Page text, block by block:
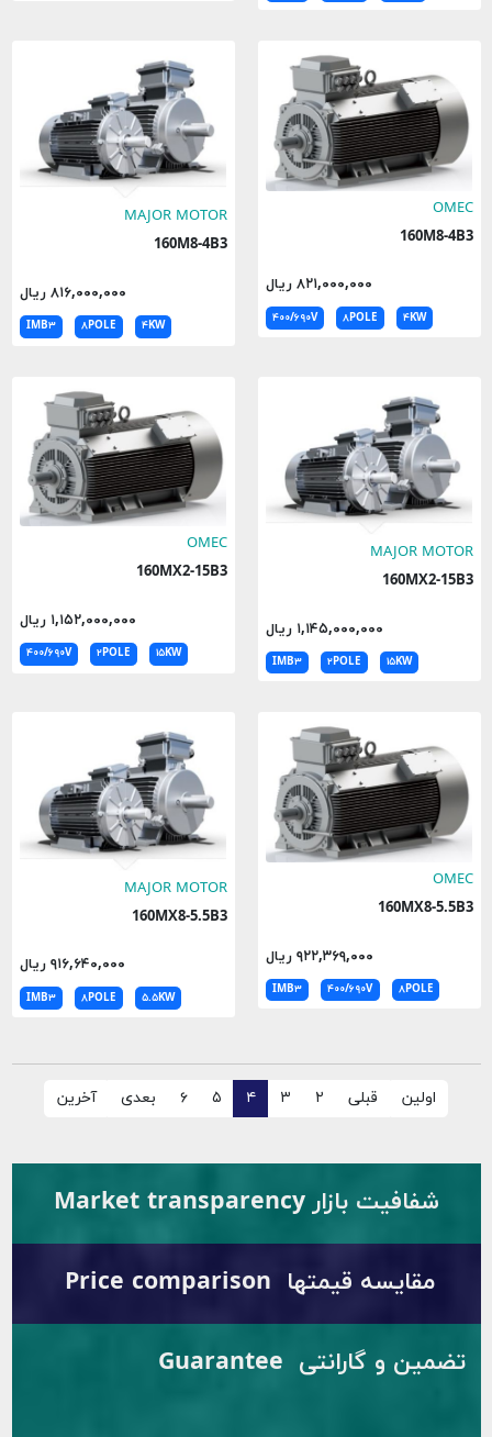
OMEC
160M8-4B3
۸۲۱,۰۰۰,۰۰۰ ریال
۴KW ۸POLE ۴۰۰/۶۹۰V
MAJOR MOTOR
160M8-4B3
۸۱۶,۰۰۰,۰۰۰ ریال
۴KW ۸POLE IMB۳
MAJOR MOTOR
160MX2-15B3
۱,۱۴۵,۰۰۰,۰۰۰ ریال
۱۵KW ۲POLE IMB۳
OMEC
160MX2-15B3
۱,۱۵۲,۰۰۰,۰۰۰ ریال
۱۵KW ۲POLE ۴۰۰/۶۹۰V
OMEC
160MX8-5.5B3
۹۲۲,۳۶۹,۰۰۰ ریال
۸POLE ۴۰۰/۶۹۰V IMB۳
MAJOR MOTOR
160MX8-5.5B3
۹۱۶,۶۴۰,۰۰۰ ریال
۵.۵KW ۸POLE IMB۳
اولین قبلی ۲ ۳ ۴ ۵ ۶ بعدی آخرین
شفافیت بازار Market transparency
مقایسه قیمتها Price comparison